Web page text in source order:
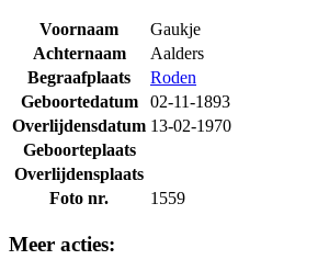
Voornaam
Gaukje
Achternaam
Aalders
Begraafplaats
Roden
Geboortedatum
02-11-1893
Overlijdensdatum 13-02-1970
Geboorteplaats
Overlijdensplaats
Foto nr.
1559
Meer acties: